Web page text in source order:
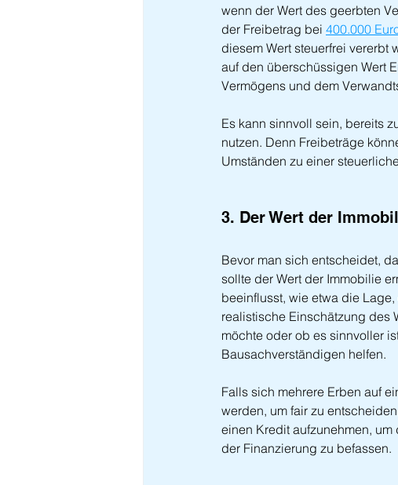
wenn der Wert des geerbten
der Freibetrag bei 400.000
diesem Wert steuerfrei vererbt
auf den überschüssigen Wert
Vermögens und dem
Es kann sinnvoll sein, bereits
nutzen. Denn Freibeträge
Umständen zu einer
3. Der Wert der
Bevor man sich entscheidet,
sollte der Wert der Immobilie
beeinflusst, wie etwa die
realistische Einschätzung des
möchte oder ob es sinnvoller
Bausachverständigen helfen.
Falls sich mehrere Erben auf
werden, um fair zu
einen Kredit aufzunehmen,
der Finanzierung zu befassen.